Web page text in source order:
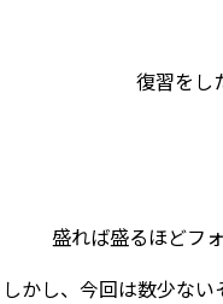
復習をし
盛れば盛るほどフ
しかし、今回は数少ない